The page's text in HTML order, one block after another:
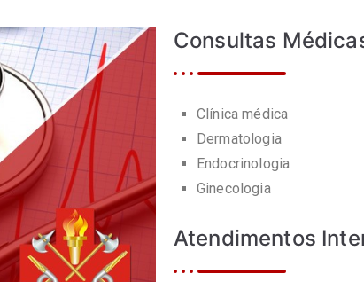
Consultas
Clínica médica
Dermatologia
Endocrinologia
Ginecologia
Atendimentos